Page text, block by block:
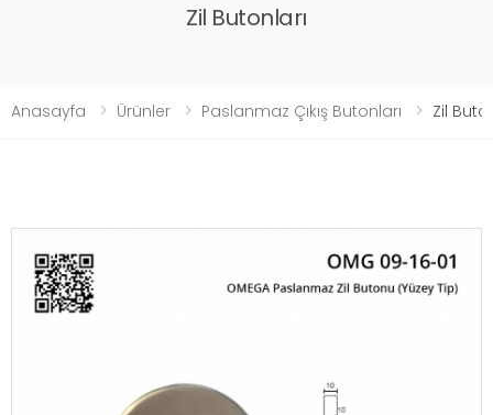
Zil Butonları
Anasayfa Ürünler Paslanmaz Çıkış Butonları Zil